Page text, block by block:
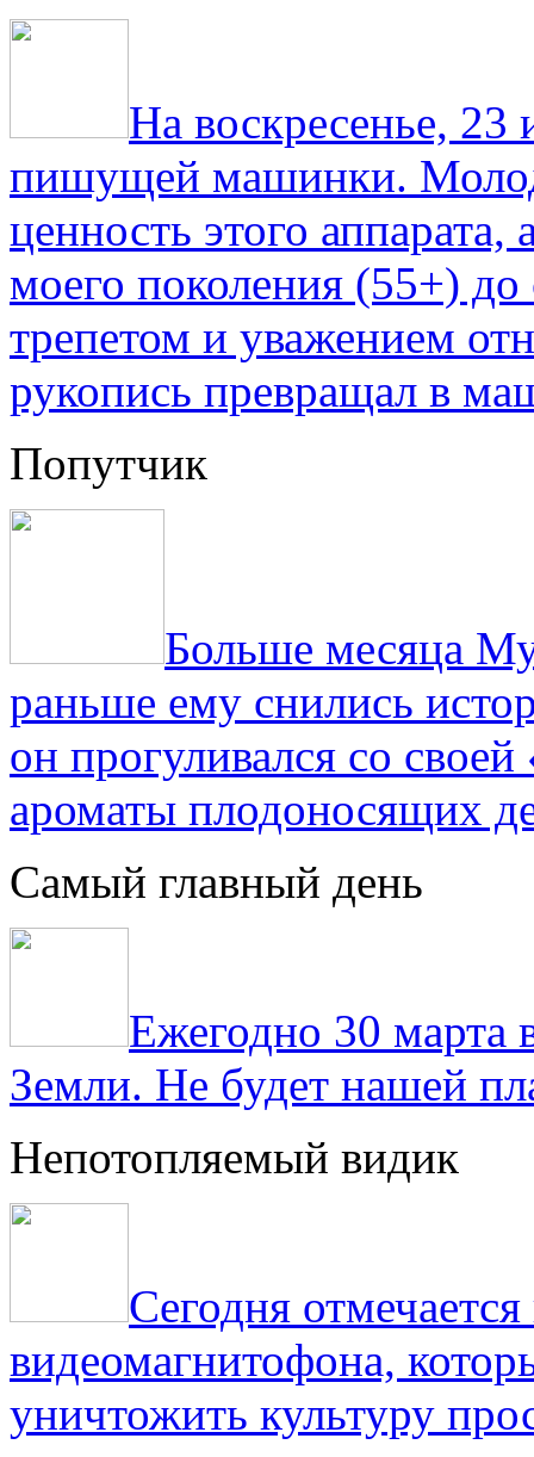
На воскресенье,
пишущей машинки.
ценность этого
моего поколения (55+) до
трепетом и уважением
рукопись превращал в
Попутчик
Больше месяца
раньше ему снились
он прогуливался со
ароматы плодоносящих
Самый главный день
Ежегодно 30 марта
Земли. Не будет нашей
Непотопляемый видик
Сегодня
видеомагнитофона,
уничтожить культуру